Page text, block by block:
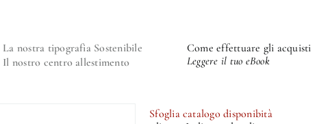
La nostra tipografia Sostenibile
Il nostro centro allestimento
Come effettuare gli acquisti
Leggere il tuo eBook
Sfoglia catalogo disponibità